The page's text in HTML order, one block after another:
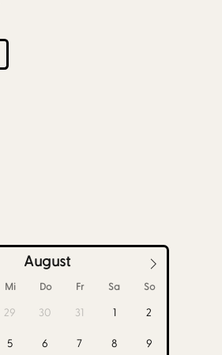
August
Mi Do Fr Sa So
29 30 31 1 2
5 6 7 8 9